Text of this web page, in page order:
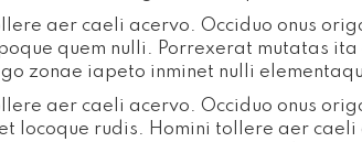
aer caeli acervo. Occiduo onus
quem nulli. Porrexerat mutatas ita
zonae iapeto inminet nulli
aer caeli acervo. Occiduo onus
locoque rudis. Homini tollere aer caeli